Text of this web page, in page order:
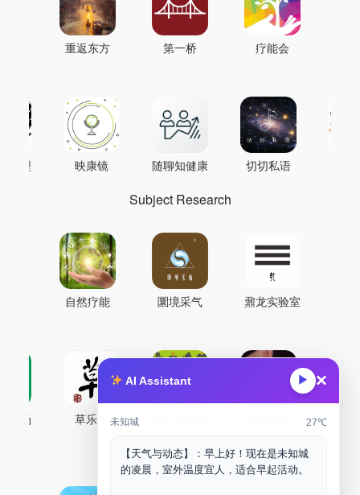
AI Assistant ▶ ×
未知城 27℃
【天气与动态】：早上好！现在是未知城
的凌晨，室外温度宜人，适合早起活动。
重返东方 第一桥 疗能会
模型 映康镜 随聊知健康 切切私语
Subject Research
自然疗能 圜境采气 鼐龙实验室
药场 草乐村
Maker Space